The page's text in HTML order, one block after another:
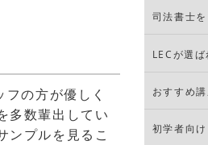
の方が優しく
多数輩出してい
ンプルを見るこ
司法書士
LECが選
おすすめ
初学者向け